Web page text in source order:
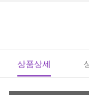
상품상세